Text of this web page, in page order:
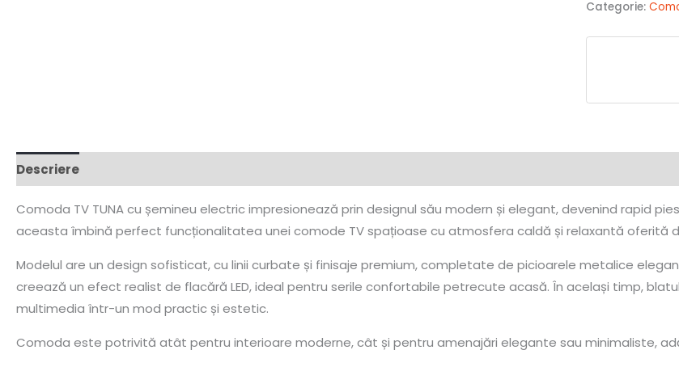
Categorie:
Descriere
Comoda TV TUNA cu șemineu electric impresionează prin designul său modern și elegant, devenind rapid
aceasta îmbină perfect funcționalitatea unei comode TV spațioase cu atmosfera caldă și relaxantă oferită
Modelul are un design sofisticat, cu linii curbate și finisaje premium, completate de picioarele metalice
creează un efect realist de flacără LED, ideal pentru serile confortabile petrecute acasă. În același timp,
multimedia într-un mod practic și estetic.
Comoda este potrivită atât pentru interioare moderne, cât și pentru amenajări elegante sau minimaliste,